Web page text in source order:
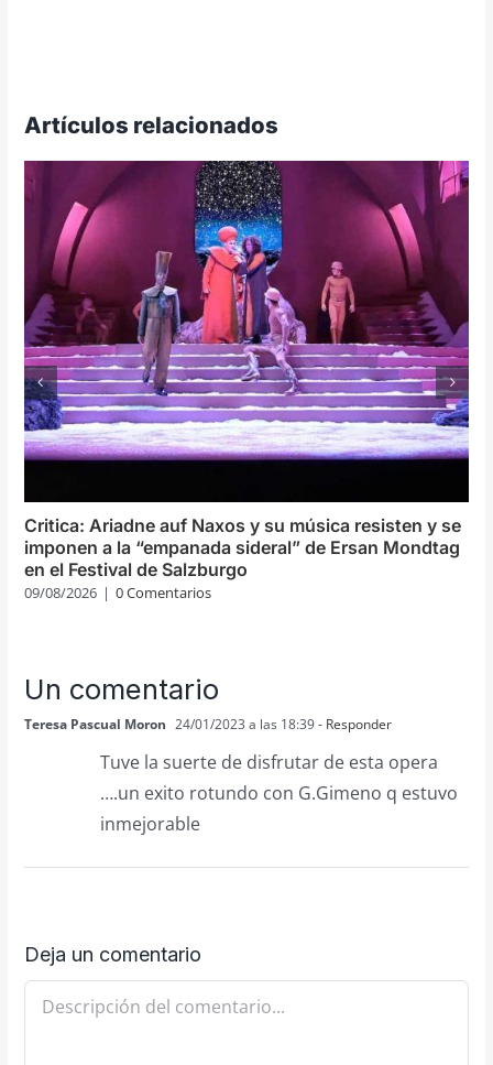
Artículos relacionados
Critica: Ariadne auf Naxos y su música resisten y se
imponen a la “empanada sideral” de Ersan Mondtag
en el Festival de Salzburgo
09/08/2026 | 0 Comentarios
Un comentario
Teresa Pascual Moron 24/01/2023 a las 18:39- Responder
Tuve la suerte de disfrutar de esta opera
….un exito rotundo con G.Gimeno q estuvo
inmejorable
Deja un comentario
Comentario